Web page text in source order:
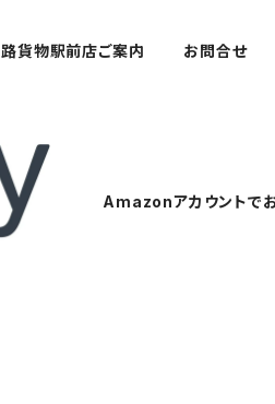
貨物駅前店ご案内 お問合せ
Amazonアカウントで